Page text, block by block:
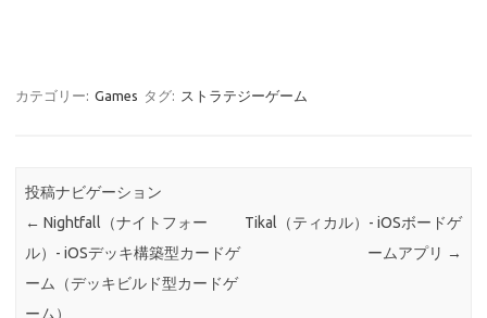
カテゴリー: Games タグ: ストラテジーゲーム
投稿ナビゲーション
← Nightfall（ナイトフォー
ル）- iOSデッキ構築型カードゲ
ーム（デッキビルド型カードゲ
ーム）
Tikal（ティカル）- iOSボードゲ
ームアプリ →